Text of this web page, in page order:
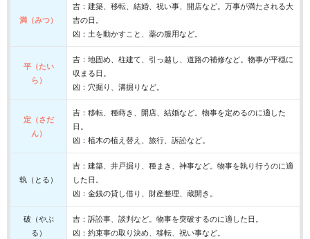
満（みつ）
吉：建築、移転、結婚、祝い事、開店など。万事が満たされる大
吉の日。
凶：土を動かすこと、薬の服用など。
平（たい
ら）
吉：地固め、柱建て、引っ越し、道路の補修など。物事が平穏に
収まる日。
凶：穴掘り、溝掘りなど。
定（さだ
ん）
吉：移転、種蒔き、開店、結婚など。物事を定めるのに適した
日。
凶：植木の植え替え、旅行、訴訟など。
執（とる）
吉：建築、井戸掘り、種まき、神事など。物事を執り行うのに適
した日。
凶：金銭の貸し借り、財産整理、蔵開き。
破（やぶ
る）
吉：訴訟事、談判など。物事を突破するのに適した日。
凶：約束事の取り決め、移転、祝い事など。